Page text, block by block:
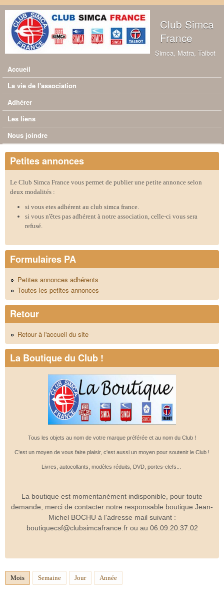
Aller au contenu principal
Club Simca
France
Simca, Matra, Talbot
Menu principal
Accueil
La vie de l'association
Adhérer
Les liens
Nous joindre
Petites annonces
Le Club Simca France vous permet de publier une petite annonce selon
deux modalités :
si vous etes adhérent au club simca france.
si vous n'êtes pas adhérent à notre association, celle-ci vous sera
refusé.
Formulaires PA
Petites annonces adhérents
Toutes les petites annonces
Retour
Retour à l'accueil du site
La Boutique du Club !
Tous les objets au nom de votre marque préférée et au nom du Club !
C'est un moyen de vous faire plaisir, c'est aussi un moyen pour soutenir le Club !
Livres, autocollants, modèles réduits, DVD, portes-clefs...
La boutique est momentanément indisponible, pour toute
demande, merci de contacter notre responsable boutique Jean-
Michel BOCHU à l'adresse mail suivant :
boutiquecsf@clubsimcafrance.fr ou au 06.09.20.37.02
Mois (onglet actif)
Semaine Jour Année